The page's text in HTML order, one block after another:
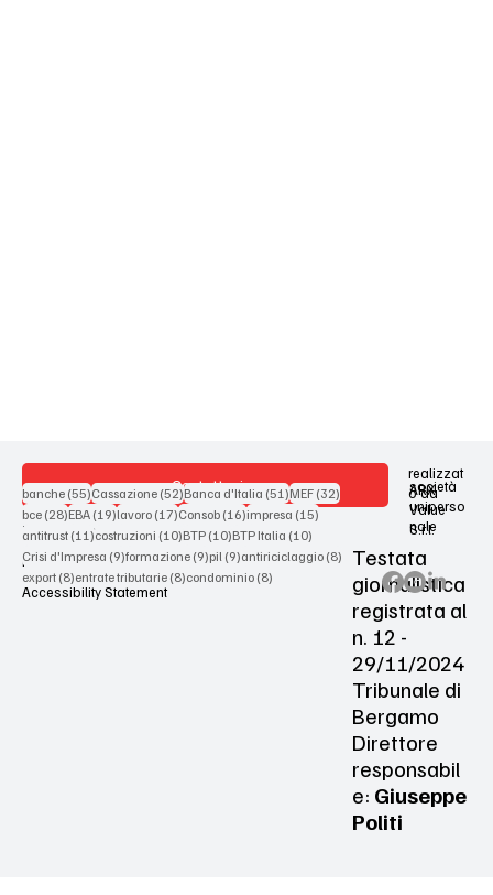
Contattaci
Terms & Conditions
Privacy Policy
Accessibility Statement
realizzat
o da
società
uniperso
nale
ARX
Value
S.r.l.
Testata
giornalistica
registrata al
n. 12 -
29/11/2024
Tribunale di
Bergamo
Direttore
responsabil
e: Giuseppe
Politi
banche (55)55 post
Cassazione (52)52 post
Banca d'Italia (51)51 post
MEF (32)32 post
bce (28)28 post
EBA (19)19 post
lavoro (17)17 post
Consob (16)16 post
impresa (15)15 post
antitrust (11)11 post
costruzioni (10)10 post
BTP (10)10 post
BTP Italia (10)10 post
Crisi d'Impresa (9)9 post
formazione (9)9 post
pil (9)9 post
antiriciclaggio (8)8 post
export (8)8 post
entrate tributarie (8)8 post
condominio (8)8 post